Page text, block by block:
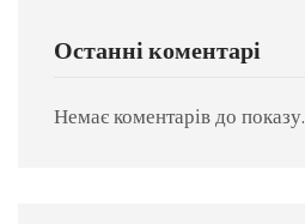
Останні коментарі
Немає коментарів до показу.